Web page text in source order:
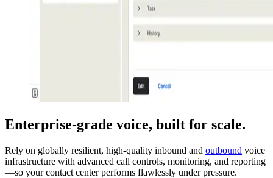
Enterprise-grade voice, built for scale.
Rely on globally resilient, high-quality inbound and outbound voice
infrastructure with advanced call controls, monitoring, and reporting
—so your contact center performs flawlessly under pressure.